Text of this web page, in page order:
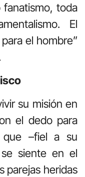
toda
El
el hombre”
su misión en
el dedo para
que –fiel a su
siente en el
parejas heridas